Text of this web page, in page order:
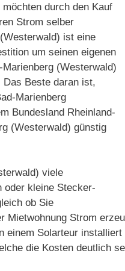
durch den Kauf
Strom selber
ist eine
um seinen eigenen
(Westerwald)
Das Beste daran ist,
Marienberg
Bundesland Rheinland-
(Westerwald) günstig
viele
oder kleine Stecker-
ob Sie
Mietwohnung Strom
einem Solarteur
die Kosten deutlich